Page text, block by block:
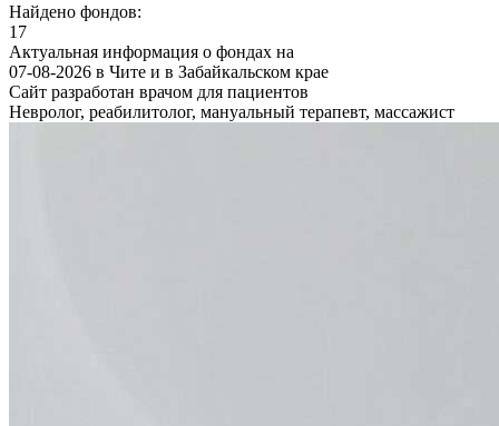
Найдено фондов:
17
Актуальная информация о фондах на
07-08-2026 в Чите и в Забайкальском крае
Сайт разработан врачом для пациентов
Невролог, реабилитолог, мануальный терапевт, массажист